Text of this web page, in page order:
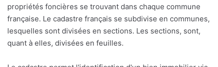
propriétés foncières se trouvant dans chaque commune
française. Le cadastre français se subdivise en communes,
lesquelles sont divisées en sections. Les sections, sont,
quant à elles, divisées en feuilles.